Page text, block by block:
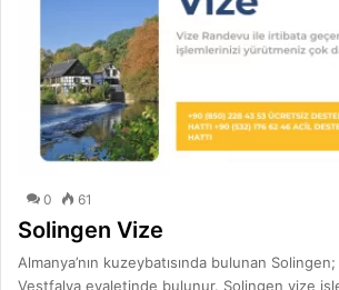
0 61
Solingen Vize
Almanya’nın kuzeybatısında bulunan
Vestfalya eyaletinde bulunur. Solingen vize